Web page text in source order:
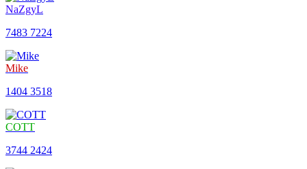
NaZgyL
7483 7224
Mike
1404 3518
COTT
3744 2424